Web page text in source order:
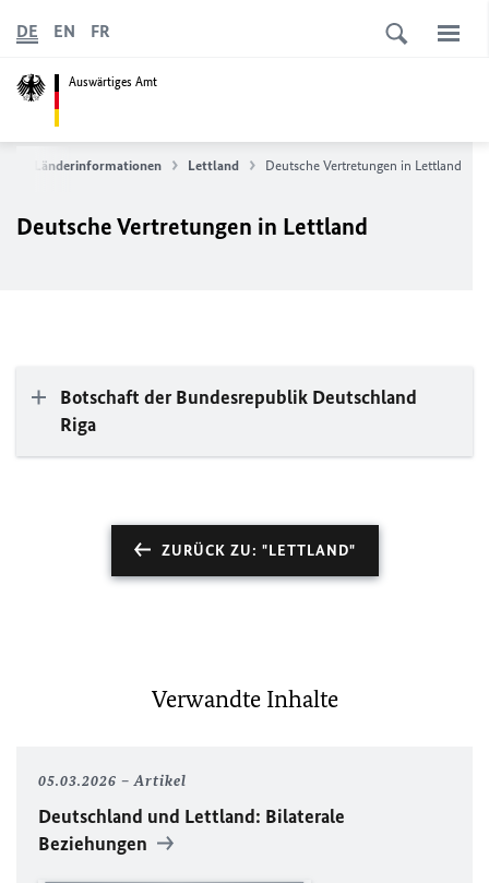
Auswärtiges Amt
DE EN FR
Länderinformationen Lettland Deutsche Vertretungen in Lettland
Deutsche Vertretungen in Lettland
Botschaft der Bundesrepublik Deutschland
Riga
ZURÜCK ZU: "LETTLAND"
Verwandte Inhalte
05.03.2026 Artikel
Deutschland und Lettland: Bilaterale
Beziehungen